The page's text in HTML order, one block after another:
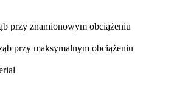
przy znamionowym obciążeniu
przy maksymalnym obciążeniu